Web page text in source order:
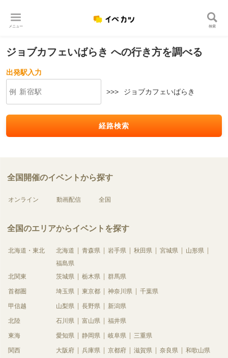
メニュー 検索
ジョブカフェいばらき への行き方を調べる
出発駅入力
>>> ジョブカフェいばらき
経路検索
全国開催のイベントから探す
オンライン 動画配信 全国
全国のエリアからイベントを探す
北海道・東北 北海道 青森県 岩手県 秋田県 宮城県
山形県
福島県
北関東
茨城県 栃木県 群馬県
首都圏 埼玉県 東京都 神奈川県 千葉県
甲信越 山梨県 長野県 新潟県
北陸 石川県 富山県 福井県
東海 愛知県 静岡県 岐阜県 三重県
関西 大阪府 兵庫県 京都府 滋賀県 奈良県 和歌山県